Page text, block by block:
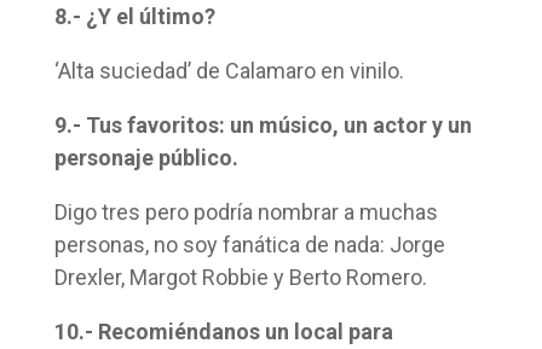
8.- ¿Y el último?
‘Alta suciedad’ de Calamaro en vinilo.
9.- Tus favoritos: un músico, un actor y un
personaje público.
Digo tres pero podría nombrar a muchas
personas, no soy fanática de nada: Jorge
Drexler, Margot Robbie y Berto Romero.
10.- Recomiéndanos un local para